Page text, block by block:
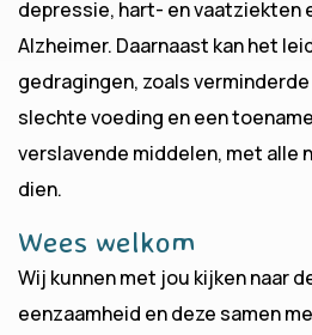
depressie, hart- en vaatziekten
Alzheimer. Daarnaast kan het
gedragingen, zoals
slechte voeding en een
verslavende middelen, met alle
dien.
Wees welkom
Wij kunnen met jou kijken naar
eenzaamheid en deze samen